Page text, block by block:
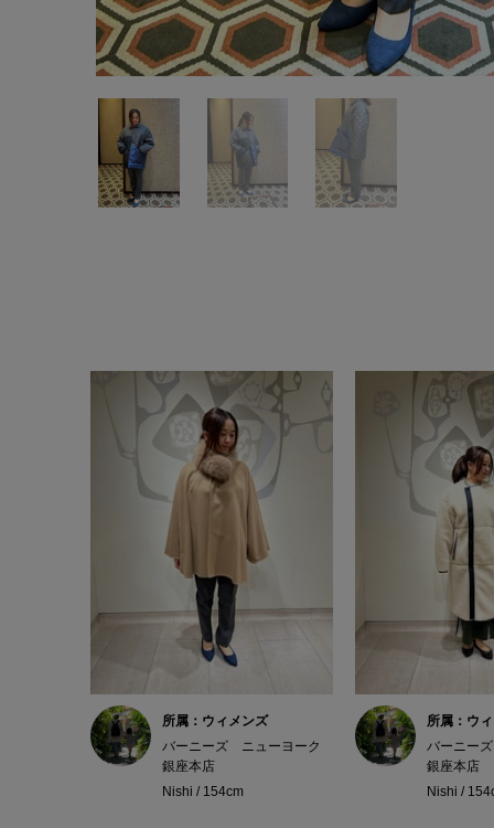
所属：ウィメンズ
バーニーズ ニューヨーク
銀座本店
Nishi / 154cm
所属：ウ
バーニー
銀座本店
Nishi /